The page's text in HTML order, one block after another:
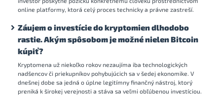
online platformy, ktorá celý proces technicky a právne zastreší.
Záujem o investície do kryptomien dlhodobo
rastie. Akým spôsobom je možné nielen Bitcoin
kúpiť?
Kryptomena už niekoľko rokov nezaujíma iba technologických
nadšencov či priekupníkov pohybujúcich sa v šedej ekonomike. V
dnešnej dobe sa jedná o úplne legitímny finančný nástroj, ktorý
preniká k širokej verejnosti a stáva sa veľmi obľúbenou investíciou.